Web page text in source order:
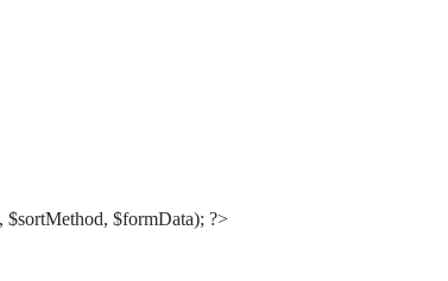
$sortMethod, $formData); ?>